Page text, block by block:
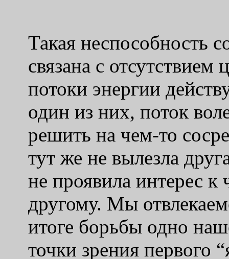
Такая неспособность
связана с отсутствием
потоки энергии
один из них, поток
решить на чем-то
тут же не вылезла
не проявила интерес
другому. Мы
итоге борьбы одно
точки зрения первого